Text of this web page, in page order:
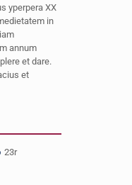
yperpera XX
in
annum
et dare.
et
23r